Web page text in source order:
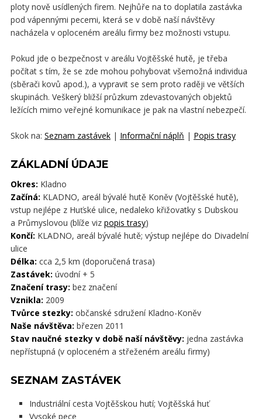
ploty nově usídlených firem. Nejhůře na to doplatila zastávka
pod vápennými pecemi, která se v době naší návštěvy
nacházela v oploceném areálu firmy bez možnosti vstupu.
Pokud jde o bezpečnost v areálu Vojtěšské hutě, je třeba
počítat s tím, že se zde mohou pohybovat všemožná individua
(sběrači kovů apod.), a vypravit se sem proto raději ve větších
skupinách. Veškerý bližší průzkum zdevastovaných objektů
ležících mimo veřejné komunikace je pak na vlastní nebezpečí.
Skok na: Seznam zastávek| Informační náplň | Popis trasy
ZÁKLADNÍ ÚDAJE
Okres: Kladno
Začíná: KLADNO, areál bývalé hutě Koněv (Vojtěšské hutě),
vstup nejlépe z Huťské ulice, nedaleko křižovatky s Dubskou
a Průmyslovou (blíže viz popis trasy)
Končí: KLADNO, areál bývalé hutě; výstup nejlépe do Divadelní
ulice
Délka: cca 2,5 km (doporučená trasa)
Zastávek: úvodní + 5
Značení trasy: bez značení
Vznikla: 2009
Tvůrce stezky: občanské sdružení Kladno-Koněv
Naše návštěva: březen 2011
Stav naučné stezky v době naší návštěvy: jedna zastávka
nepřístupná (v oploceném a střeženém areálu firmy)
SEZNAM ZASTÁVEK
Industriální cesta Vojtěšskou hutí; Vojtěšská huť
Vysoké pece